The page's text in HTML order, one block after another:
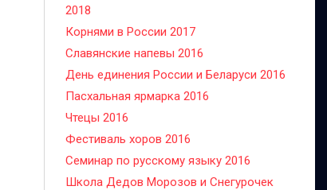
2018
Корнями в России 2017
Славянские напевы 2016
День единения России и Беларуси 2016
Пасхальная ярмарка 2016
Чтецы 2016
Фестиваль хоров 2016
Семинар по русскому языку 2016
Школа Дедов Морозов и Снегурочек